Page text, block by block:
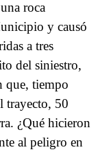
roca
y causó
a tres
del siniestro,
que, tiempo
trayecto, 50
¿Qué hicieron
al peligro en